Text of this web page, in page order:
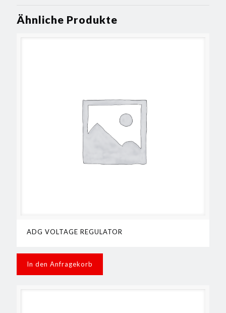
Ähnliche Produkte
ADG VOLTAGE REGULATOR
In den Anfragekorb